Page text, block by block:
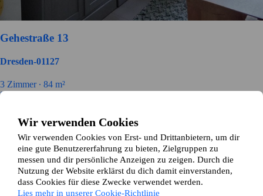
Wir verwenden Cookies
Wir verwenden Cookies von Erst- und Drittanbietern, um dir
eine gute Benutzererfahrung zu bieten, Zielgruppen zu
messen und dir persönliche Anzeigen zu zeigen. Durch die
Nutzung der Website erklärst du dich damit einverstanden,
dass Cookies für diese Zwecke verwendet werden.
Lies mehr in unserer Cookie-Richtlinie
Gehestraße 13
Dresden-01127
3 Zimmer ∙ 84 m²
880